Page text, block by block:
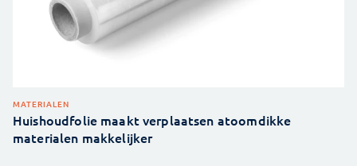
MATERIALEN
Huishoudfolie maakt verplaatsen atoomdikke
materialen makkelijker